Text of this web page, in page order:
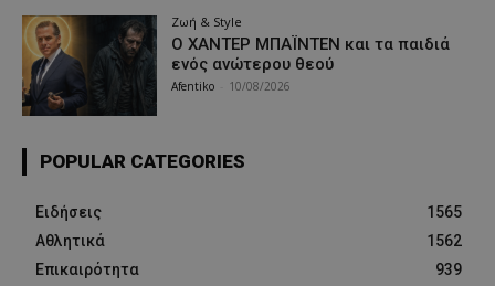
Ζωή & Style
Ο ΧΑΝΤΕΡ ΜΠΑΪΝΤΕΝ και τα παιδιά
ενός ανώτερου θεού
Afentiko 10/08/2026
POPULAR CATEGORIES
Ειδήσεις
1565
Αθλητικά
1562
Επικαιρότητα
939